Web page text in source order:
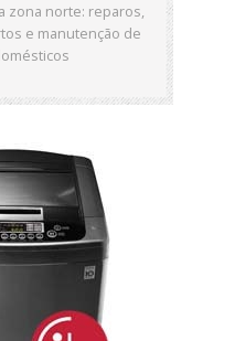
zona norte: reparos,
e manutenção de